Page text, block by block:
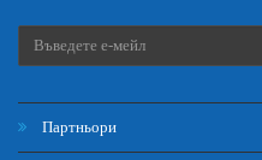
Партньори